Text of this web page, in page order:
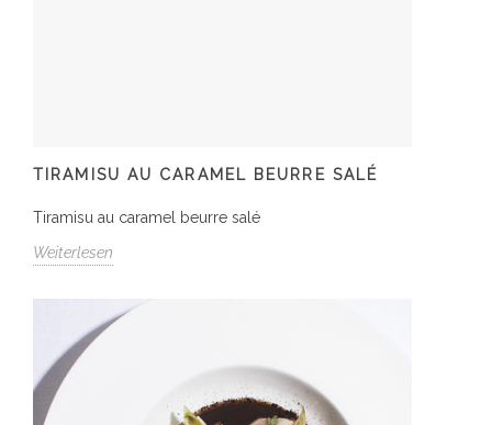
TIRAMISU AU CARAMEL BEURRE SALÉ
Tiramisu au caramel beurre salé
Weiterlesen